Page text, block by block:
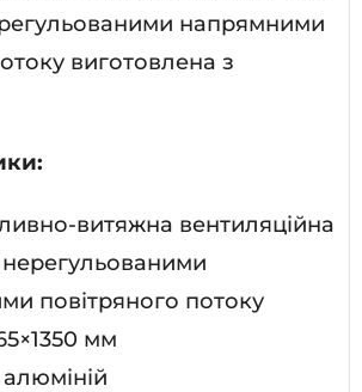
напрямними
виготовлена з
витяжна вентиляційна
нерегульованими
повітряного потоку
мм